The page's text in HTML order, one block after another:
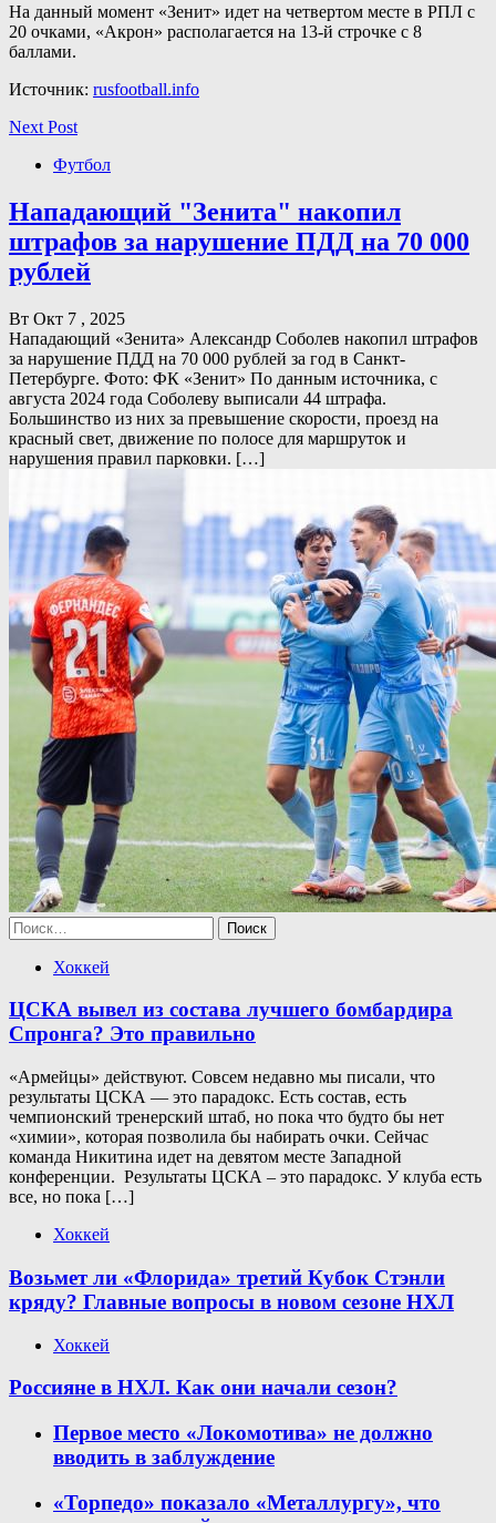
На данный момент «Зенит» идет на четвертом месте в РПЛ с
20 очками, «Акрон» располагается на 13-й строчке с 8
баллами.
Источник: rusfootball.info
Next Post
Футбол
Нападающий "Зенита" накопил
штрафов за нарушение ПДД на 70 000
рублей
Вт Окт 7 , 2025
Нападающий «Зенита» Александр Соболев накопил штрафов
за нарушение ПДД на 70 000 рублей за год в Санкт-
Петербурге. Фото: ФК «Зенит» По данным источника, с
августа 2024 года Соболеву выписали 44 штрафа.
Большинство из них за превышение скорости, проезд на
красный свет, движение по полосе для маршруток и
нарушения правил парковки. […]
Найти:
Хоккей
ЦСКА вывел из состава лучшего бомбардира
Спронга? Это правильно
«Армейцы» действуют. Совсем недавно мы писали, что
результаты ЦСКА — это парадокс. Есть состав, есть
чемпионский тренерский штаб, но пока что будто бы нет
«химии», которая позволила бы набирать очки. Сейчас
команда Никитина идет на девятом месте Западной
конференции. Результаты ЦСКА – это парадокс. У клуба есть
все, но пока […]
Хоккей
Возьмет ли «Флорида» третий Кубок Стэнли
кряду? Главные вопросы в новом сезоне НХЛ
Хоккей
Россияне в НХЛ. Как они начали сезон?
Первое место «Локомотива» не должно
вводить в заблуждение
«Торпедо» показало «Металлургу», что